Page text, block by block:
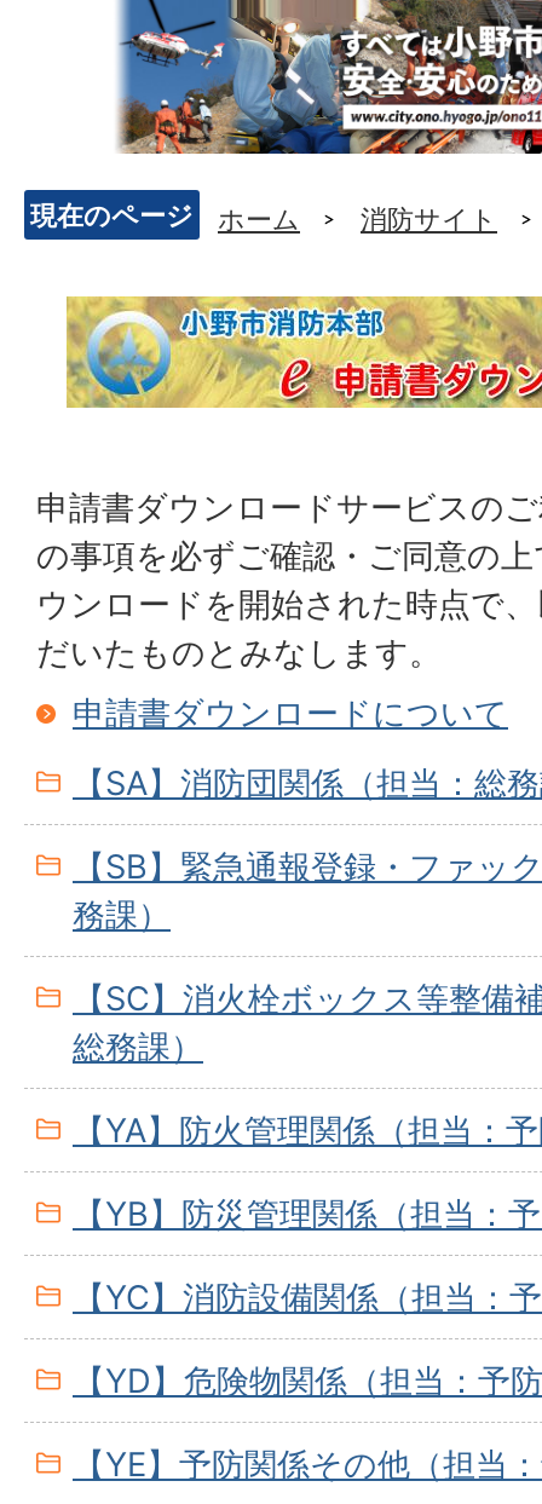
現在のページ ホーム 消防サイト
申請書ダウンロードサービスの
の事項を必ずご確認・ご同意の
ウンロードを開始された時点で
だいたものとみなします。
申請書ダウンロードについて
【SA】消防団関係（担当：総
【SB】緊急通報登録・ファッ
務課）
【SC】消火栓ボックス等整備
総務課）
【YA】防火管理関係（担当：
【YB】防災管理関係（担当：
【YC】消防設備関係（担当：
【YD】危険物関係（担当：予
【YE】予防関係その他（担当